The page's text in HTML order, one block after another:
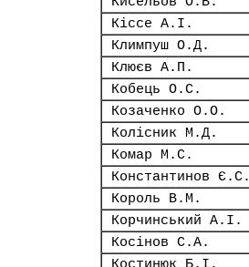
Кіссе А.І.
Климпуш О.Д.
Клюєв А.П.
Кобець О.С.
Козаченко О.О.
Колісник М.Д.
Комар М.С.
Константинов Є.С.
Король В.М.
Корчинський А.І.
Косінов С.А.